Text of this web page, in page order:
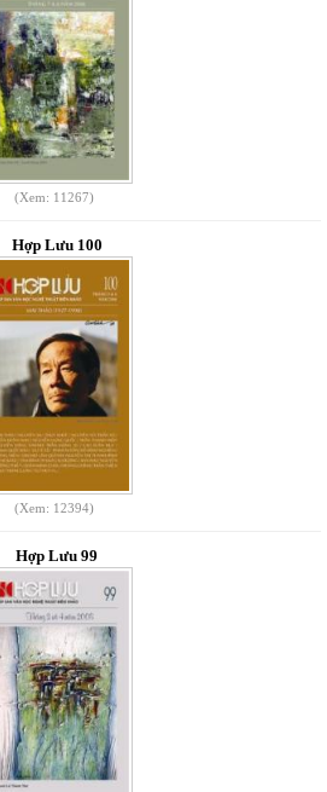
(Xem: 11267)
Hợp Lưu 100
(Xem: 12394)
Hợp Lưu 99